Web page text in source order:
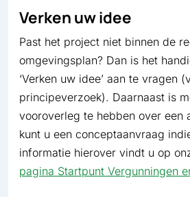
Verken uw idee
Past het project niet binnen de
omgevingsplan? Dan is het
‘Verken uw idee’ aan te vragen
principeverzoek). Daarnaast is
vooroverleg te hebben over een
kunt u een conceptaanvraag
informatie hierover vindt u op
pagina Startpunt Vergunningen